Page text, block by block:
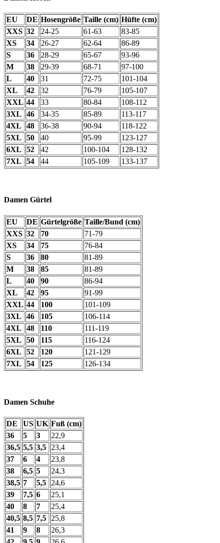
EU DE Hosengröße Taille (cm) Hüfte (cm)
XXS 32 24-25 61-63
83-85
XS
34 26-27 62-64
86-89
S
36 28-29 65-67
93-96
M
38 29-39 68-71
97-100
L
40 31 72-75
101-104
XL
42 32 76-79
105-107
XXL 44 33 80-84
108-112
3XL
46 34-35 85-89
113-117
4XL
48 36-38 90-94
118-122
5XL
50 40 95-99
123-127
6XL
52 42 100-104
128-132
7XL
54 44 105-109 133-137
Damen Gürtel
EU DE Gürtelgröße Taille/Bund (cm)
XXS 32 70
71-79
XS
34 75
76-84
S
36 80
81-89
M
38 85
81-89
L
40 90
86-94
XL
42 95
91-99
XXL 44 100
101-109
3XL
46 105
106-114
4XL
48 110
111-119
5XL
50 115
116-124
6XL
52 120
121-129
7XL
54 125 126-134
Damen Schuhe
DE US UK Fuß (cm)
36
5 3
22,9
36,5 5,5 3,5
23,4
37
6 4
23,8
38
6,5 5
24,3
38,5 7 5,5
24,6
39
7,5 6
25,1
40
8 7
25,4
40,5 8,5 7,5
25,8
41
9 8
26,3